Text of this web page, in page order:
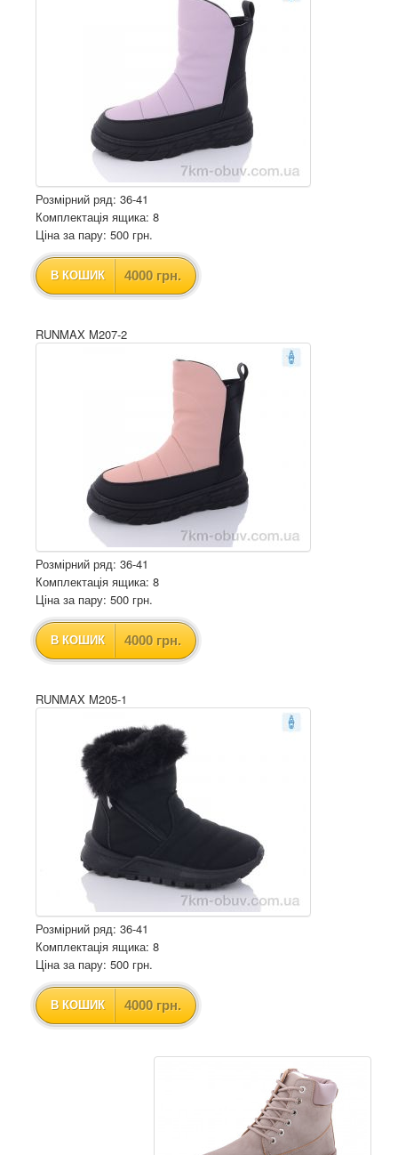
Розмірний ряд: 36-41
Комплектація ящика: 8
Ціна за пару: 500 грн.
В КОШИК 4000 грн.
RUNMAX M207-2
Розмірний ряд: 36-41
Комплектація ящика: 8
Ціна за пару: 500 грн.
В КОШИК 4000 грн.
RUNMAX M205-1
Розмірний ряд: 36-41
Комплектація ящика: 8
Ціна за пару: 500 грн.
В КОШИК 4000 грн.